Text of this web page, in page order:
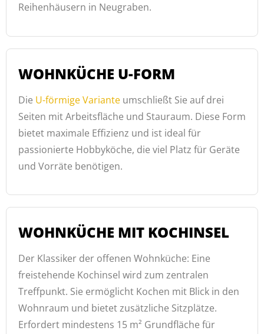
Reihenhäusern in Neugraben.
WOHNKÜCHE U-FORM
Die U-förmige Variante umschließt Sie auf drei
Seiten mit Arbeitsfläche und Stauraum. Diese Form
bietet maximale Effizienz und ist ideal für
passionierte Hobbyköche, die viel Platz für Geräte
und Vorräte benötigen.
WOHNKÜCHE MIT KOCHINSEL
Der Klassiker der offenen Wohnküche: Eine
freistehende Kochinsel wird zum zentralen
Treffpunkt. Sie ermöglicht Kochen mit Blick in den
Wohnraum und bietet zusätzliche Sitzplätze.
Erfordert mindestens 15 m² Grundfläche für